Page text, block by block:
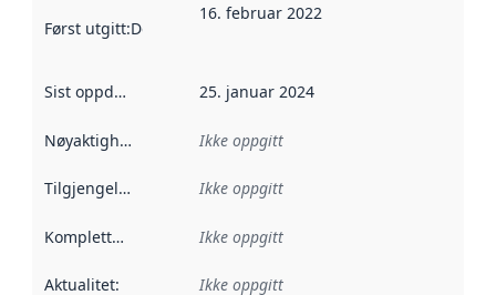
Først utgitt:Denne datoen sier når dataene i dette
16. februar 2022
Sist oppdatert 25. januar 2024
Nøyaktighet Ikke oppgitt
Tilgjengelighet Ikke oppgitt
Kompletthet Ikke oppgitt
Aktualitet: Ikke oppgitt